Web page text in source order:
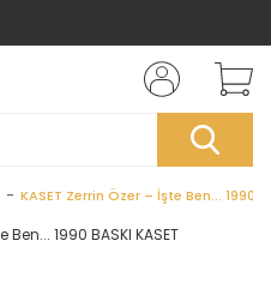
KASET Zerrin Özer – İşte Ben... 1990